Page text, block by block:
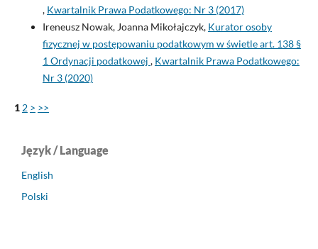
, Kwartalnik Prawa Podatkowego: Nr 3 (2017)
Ireneusz Nowak, Joanna Mikołajczyk, Kurator osoby
fizycznej w postępowaniu podatkowym w świetle art. 138 §
1 Ordynacji podatkowej , Kwartalnik Prawa Podatkowego:
Nr 3 (2020)
1 2 > >>
Język / Language
English
Polski